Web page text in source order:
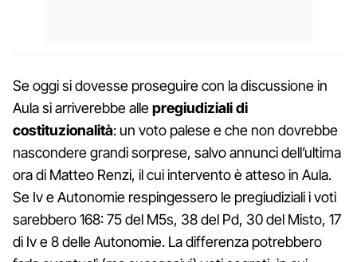
Se oggi si dovesse proseguire con la discussione in
Aula si arriverebbe allepregiudiziali di
costituzionalità: un voto palese e che non dovrebbe
nascondere grandi sorprese, salvo annunci dell’ultima
ora di Matteo Renzi, il cui intervento è atteso in Aula.
Se Iv e Autonomie respingessero le pregiudiziali i voti
sarebbero 168: 75 del M5s, 38 del Pd, 30 del Misto, 17
di Iv e 8 delle Autonomie. La differenza potrebbero